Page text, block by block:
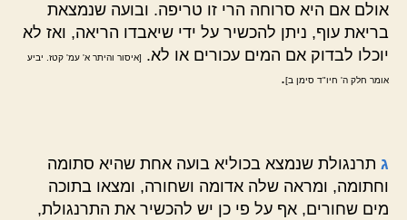
אולם אם היא סרוחה הרי זו טריפה. ובועה שנמצאת
בריאת עוף, ניתן להכשיר על ידי שיאבדו הריאה, ואז לא
יוכלו לבדוק אם המים עכורים או לא.
[איסור והיתר א' עמ' קטז. יביע
אומר חלק ה' חיו"ד סימן ב].
ג תרנגולת שנמצא בכוליא בועה אחת שהיא סתומה
וחתומה, ומראה שלה אדומה ושחורה, ומצאו בתוכה
מים שחורים, אף על פי כן יש להכשיר את התרנגולת,